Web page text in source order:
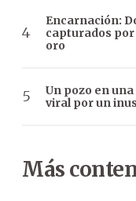
Encarnación:
capturados
oro
Un pozo en
viral por un
Más